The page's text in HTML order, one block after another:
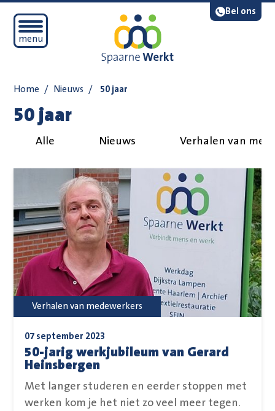
Bel ons
Open mobiel menu
menu
Lees voor
Home / Nieuws / 50 jaar
50 jaar
Alle Nieuws Verhalen van
50-jarig werkjubileum van Gerard
Heinsbergen
07 september 2023
Met langer studeren en eerder stoppen met
werken kom je het niet zo veel meer tegen.
Verhalen van medewerkers